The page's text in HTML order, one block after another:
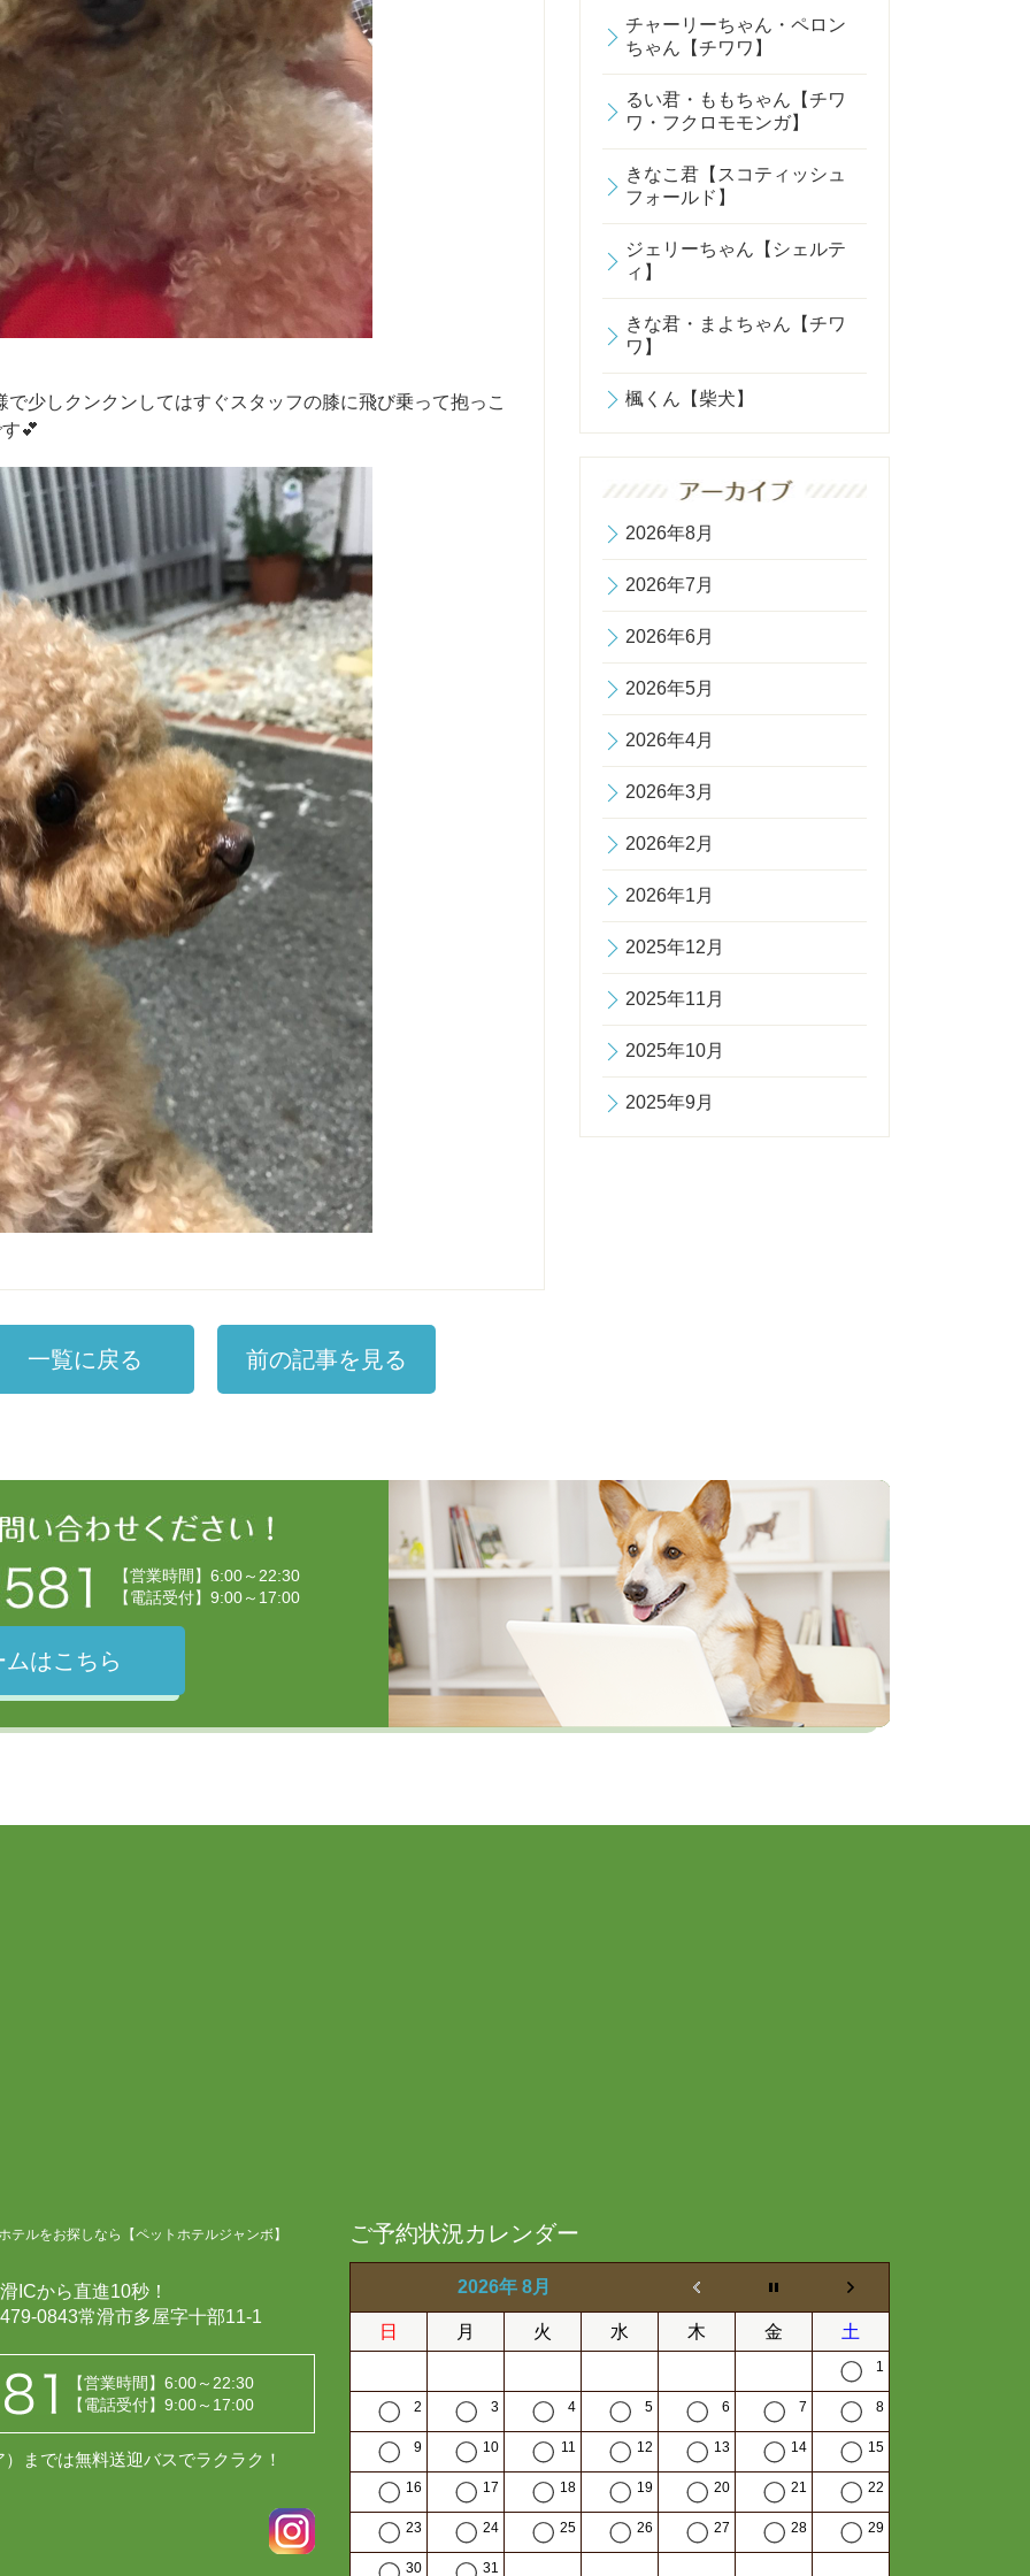
少しクンクンしてはすぐスタッフの膝に飛び乗って抱っこ
💕
一覧に戻る 前の記事を見る
チャーリーちゃん・ペロン
ちゃん【チワワ】
るい君・ももちゃん【チワ
ワ・フクロモモンガ】
きなこ君【スコティッシュ
フォールド】
ジェリーちゃん【シェルテ
ィ】
きな君・まよちゃん【チワ
ワ】
楓くん【柴犬】
2026年8月
2026年7月
2026年6月
2026年5月
2026年4月
2026年3月
2026年2月
2026年1月
2025年12月
2025年11月
2025年10月
2025年9月
【営業時間】6:00～22:30
【電話受付】9:00～17:00
はこちら
ルをお探しなら【ペットホテルジャンボ】
ICから直進10秒！
0843常滑市多屋字十部11-1
【営業時間】6:00～22:30
【電話受付】9:00～17:00
までは無料送迎バスでラクラク！
ご予約状況カレンダー
2026年 8月
日 月 火 水 木 金 土
1
2 3 4 5 6 7 8
9 10 11 12 13 14 15
16 17 18 19 20 21 22
23 24 25 26 27 28 29
30 31